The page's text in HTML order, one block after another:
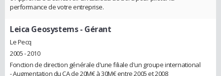
performance de votre entreprise.
Leica Geosystems- Gérant
Le Pecq
2005 - 2010
Fonction de direction générale d'une filiale d'un groupe international
- Augmentation du CA de 20M€ à 30M€ entre 2005 et 2008